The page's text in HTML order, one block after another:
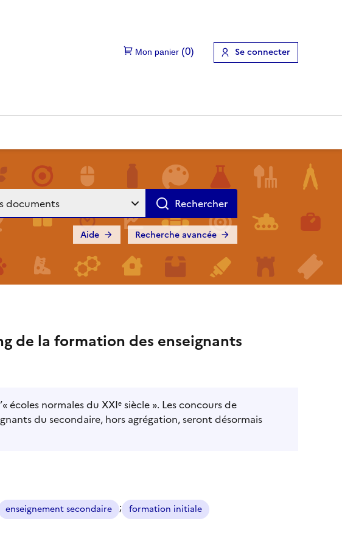
Se connecter
Recherche avancée
Aide
de la formation des enseignants
normales du XXIᵉ siècle ». Les concours de
du secondaire, hors agrégation, seront désormais
enseignement secondaire ; formation initiale